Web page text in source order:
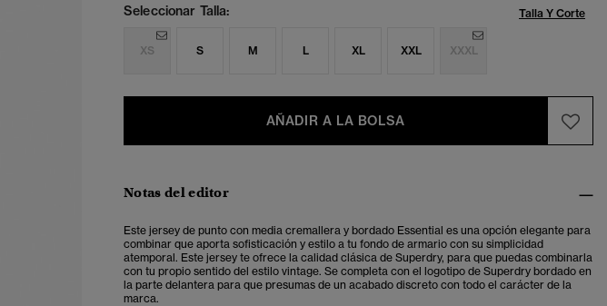
Seleccionar Talla: Talla Y Corte
XS S M L XL XXL XXXL
AÑADIR A LA BOLSA
Notas del editor
Este jersey de punto con media cremallera y bordado Essential es una opción elegante para
combinar que aporta sofisticación y estilo a tu fondo de armario con su simplicidad
atemporal. Este jersey te ofrece la calidad clásica de Superdry, para que puedas combinarla
con tu propio sentido del estilo vintage. Se completa con el logotipo de Superdry bordado en
la parte delantera para que presumas de un acabado discreto con todo el carácter de la
marca.